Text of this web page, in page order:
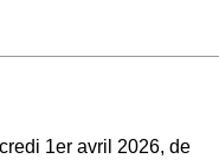
1er avril 2026, de